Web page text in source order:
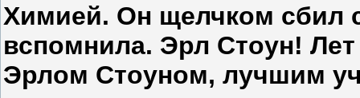
Химией. Он щелчком сбил
вспомнила. Эрл Стоун!
Эрлом Стоуном, лучшим